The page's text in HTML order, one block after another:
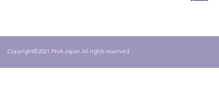
Copyright©2021 PHA Japan All rights reserved